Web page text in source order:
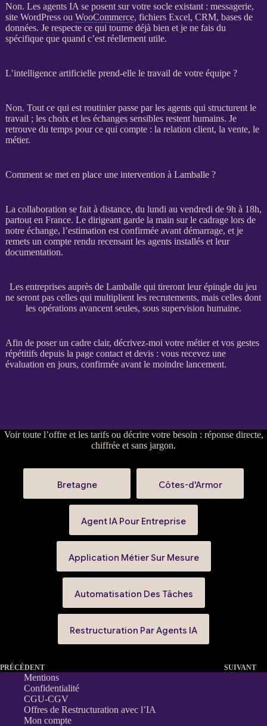
Non. Les agents IA se posent sur votre socle existant : messagerie,
site WordPressou WooCommerce, fichiers Excel, CRM, bases de
données. Je respecte ce qui tourne déjà bien et je ne fais du
spécifique que quand c’est réellement utile.
L’intelligence artificielle prend-elle le travail de votre équipe ?
Non. Tout ce qui est routinier passe par les agentsqui structurent le
travail ; les choix et les échanges sensibles restent humains. Je
retrouve du temps pour ce qui compte : la relation client, la vente, le
métier.
Comment se met en place une intervention à Lamballe ?
La collaboration se fait à distance, du lundi au vendredi de 9h à 18h,
partout en France. Le dirigeant garde la main sur le cadragelors de
notre échange, l’estimation est confirmée avant démarrage, et je
remets un compte rendu recensant les agentsinstallés et leur
documentation.
Les entreprises auprès de Lamballe qui tireront leur épingle du jeu
ne seront pas celles qui multiplient les recrutements, mais celles dont
les opérations avancent seules, sous supervision humaine.
Afin de poser un cadre clair, décrivez-moi votre métier et vos gestes
répétitifs depuis la page contact et devis: vous recevez une
évaluation en jours, confirmée avant le moindre lancement.
Voirtoute l’offre et les tarifsou décrire votre besoin : réponse directe,
chiffrée et sans jargon.
Bretagne Côtes-d'Armor
Agent IA Pour Entreprise
Application Métier Sur Mesure
Automatisation Des Tâches
Restructuration Par Agents IA
PRÉCÉDENT SUIVANT
Mentions
Confidentialité
CGU-CGV
Offres de Restructuration avec l’IA
Mon compte